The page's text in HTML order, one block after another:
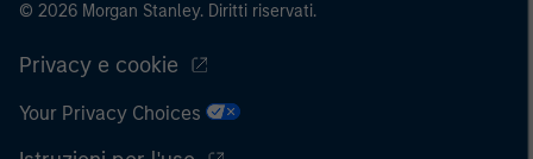
© 2026 Morgan Stanley. Diritti riservati.
Privacy e cookie
Your Privacy Choices